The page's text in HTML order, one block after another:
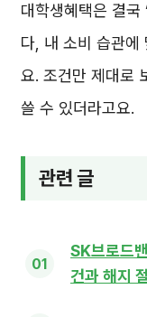
대학생혜택은 결국
다, 내 소비 습관에
요. 조건만 제대로
쓸 수 있더라고요.
관련 글
SK브로드
건과 해지